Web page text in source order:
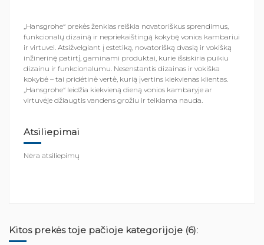
„Hansgrohe“ prekės ženklas reiškia novatoriškus sprendimus,
funkcionalų dizainą ir nepriekaištingą kokybę vonios kambariui
ir virtuvei. Atsižvelgiant į estetiką, novatorišką dvasią ir vokišką
inžinerinę patirtį, gaminami produktai, kurie išsiskiria puikiu
dizainu ir funkcionalumu. Nesenstantis dizainas ir vokiška
kokybė – tai pridėtinė vertė, kurią įvertins kiekvienas klientas.
„Hansgrohe“ leidžia kiekvieną dieną vonios kambaryje ar
virtuvėje džiaugtis vandens grožiu ir teikiama nauda.
Atsiliepimai
Nėra atsiliepimų
Kitos prekės toje pačioje kategorijoje (6):